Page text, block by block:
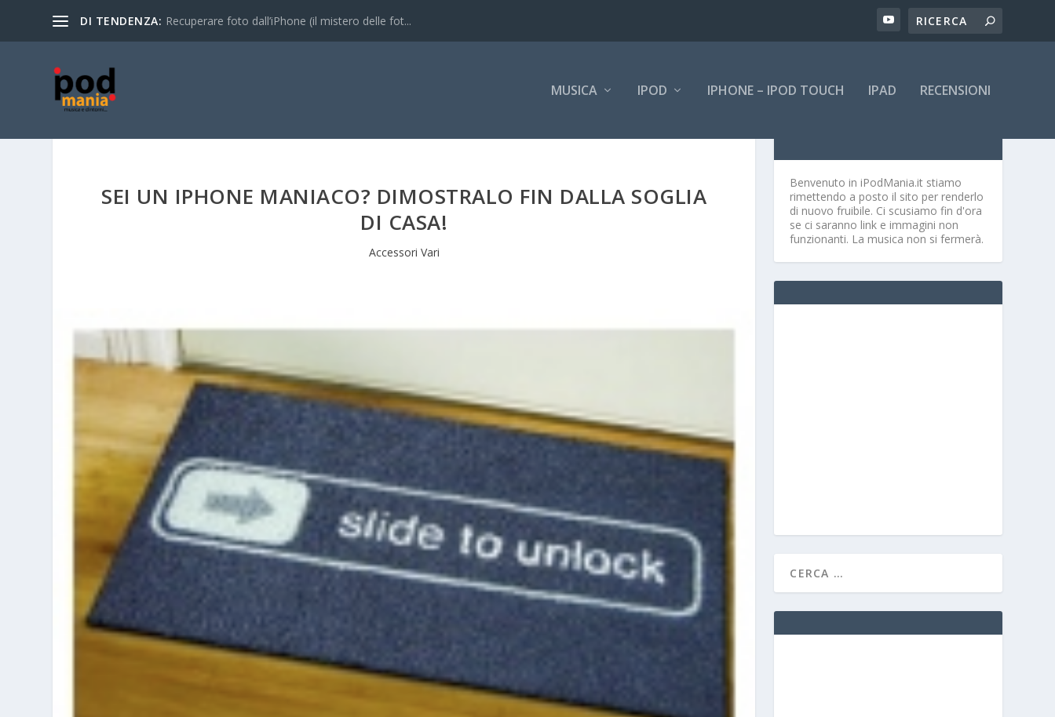
DI TENDENZA: Recuperare foto dall’iPhone (il mistero delle fot...
MUSICA IPOD IPHONE – IPOD TOUCH IPAD RECENSIONI
SEI UN IPHONE MANIACO? DIMOSTRALO FIN DALLA SOGLIA
DI CASA!
Accessori Vari
Benvenuto in iPodMania.it stiamo
rimettendo a posto il sito per renderlo
di nuovo fruibile. Ci scusiamo fin d'ora
se ci saranno link e immagini non
funzionanti. La musica non si fermerà.